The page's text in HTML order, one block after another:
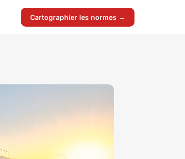
Cartographier les normes →